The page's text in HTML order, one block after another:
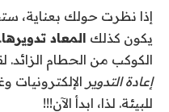
إذا نظرت حولك بعناية،
يكون كذلك المعاد تدويرها
الكوكب من الحطام الزائد.
إعادة التدوير الإلكترونيات
للبيئة. لذا، ابدأ الآن!!!